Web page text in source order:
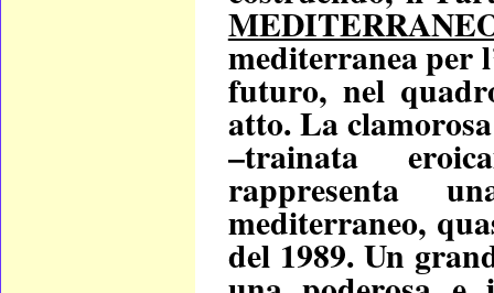
mediterranea per
futuro, nel
atto. La
–trainata
rappresenta
mediterraneo,
del 1989. Un